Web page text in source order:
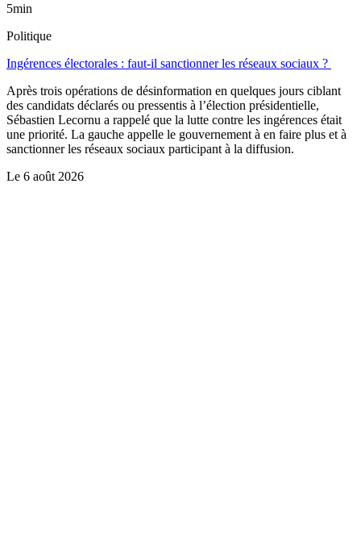
5min
Politique
Ingérences électorales : faut-il sanctionner les réseaux sociaux ?
Après trois opérations de désinformation en quelques jours ciblant
des candidats déclarés ou pressentis à l’élection présidentielle,
Sébastien Lecornu a rappelé que la lutte contre les ingérences était
une priorité. La gauche appelle le gouvernement à en faire plus et à
sanctionner les réseaux sociaux participant à la diffusion.
Le 6 août 2026